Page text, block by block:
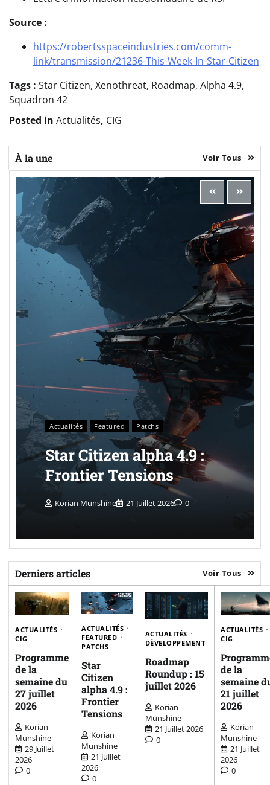
Source :
https://robertsspaceindustries.com/comm-
link/transmission/21236-This-Week-In-Star-Citizen
Tags : Star Citizen, Xenothreat, Roadmap, Alpha 4.9,
Squadron 42
Posted in Actualités, CIG
À la une Voir Tous
Actualités Featured Patchs
Star Citizen alpha 4.9 :
Frontier Tensions
Korian Munshine 21 Juillet 2026 0
Derniers articles Voir Tous
ACTUALITÉS
CIG
Programme
de la
semaine du
27 juillet
2026
Korian
Munshine
29 Juillet
2026
0
ACTUALITÉS
FEATURED
PATCHS
Star
Citizen
alpha 4.9 :
Frontier
Tensions
Korian
Munshine
21 Juillet
2026
0
ACTUALITÉS
DÉVELOPPEMENT
Roadmap
Roundup : 15
juillet 2026
Korian
Munshine
21 Juillet 2026
0
ACTUALITÉS
CIG
de la
semaine
21 juillet
2026
Korian
Munshine
21 Juillet
2026
0